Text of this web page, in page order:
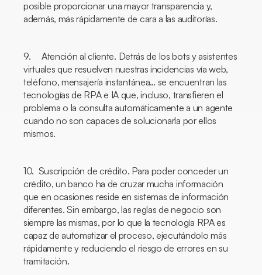
posible proporcionar una mayor transparencia y,
además, más rápidamente de cara a las auditorías.
9. Atención al cliente. Detrás de losbots y asistentes
virtuales que resuelven nuestras incidencias vía web,
teléfono, mensajería instantánea… se encuentran las
tecnologías de RPA e IA que, incluso, transfieren el
problema o la consulta automáticamente a un agente
cuando no son capaces de solucionarla por ellos
mismos.
10. Suscripción de crédito. Para poder conceder un
crédito, un banco ha de cruzar mucha información
que en ocasiones reside en sistemas de información
diferentes. Sin embargo, las reglas de negocio son
siempre las mismas, por lo que la tecnología RPA es
capaz de automatizar el proceso, ejecutándolo más
rápidamente y reduciendo el riesgo de errores en su
tramitación.